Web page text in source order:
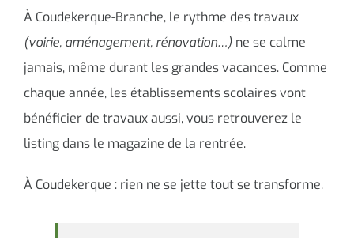
À Coudekerque-Branche, le rythme des travaux
(voirie, aménagement, rénovation…) ne se calme
jamais, même durant les grandes vacances. Comme
chaque année, les établissements scolaires vont
bénéficier de travaux aussi, vous retrouverez le
listing dans le magazine de la rentrée.
À Coudekerque : rien ne se jette tout se transforme.